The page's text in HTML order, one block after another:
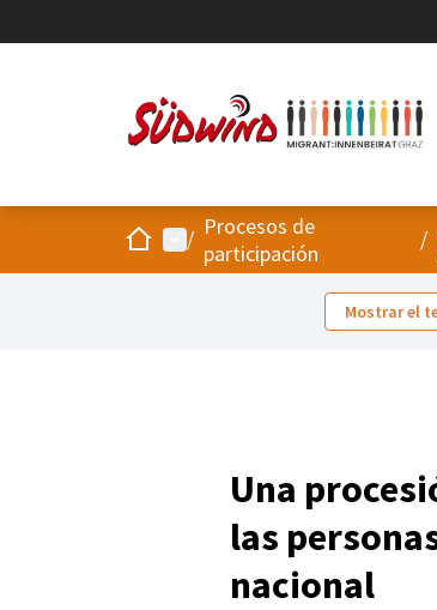
InicioMenú principal
/ Procesos de
participación
/
Mostrar el
Una
las
nacional